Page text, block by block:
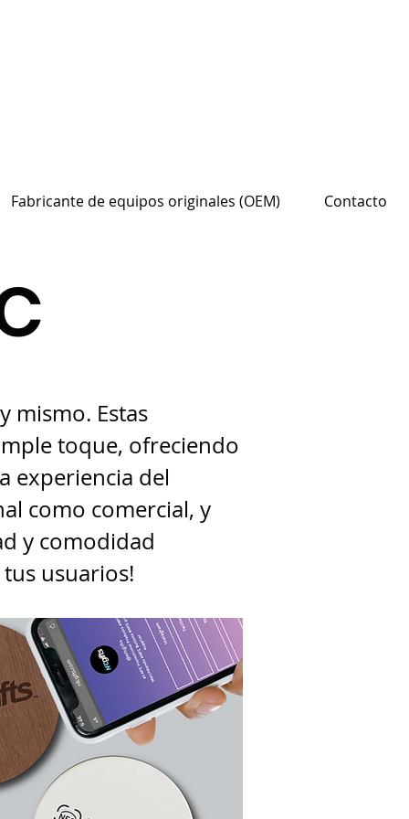
Fabricante de equipos originales (OEM) Contacto
mismo. Estas
toque, ofreciendo
experiencia del
como comercial, y
y comodidad
usuarios!